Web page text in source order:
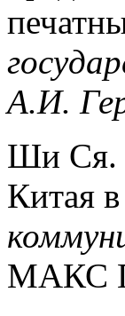
А.И.
Ши Ся.
Китая
МАКС